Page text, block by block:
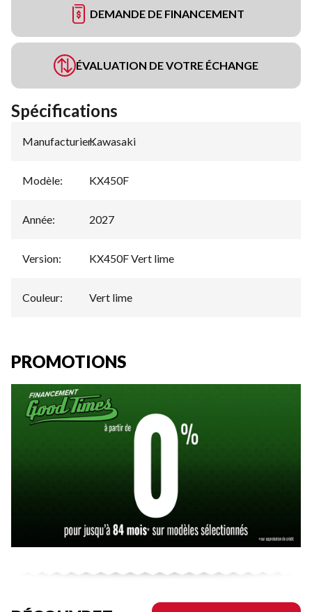
DEMANDE DE FINANCEMENT
ÉVALUATION DE VOTRE ÉCHANGE
Spécifications
Manufacturier:
Kawasaki
Modèle: KX450F
Année: 2027
Version: KX450F Vert lime
Couleur: Vert lime
PROMOTIONS